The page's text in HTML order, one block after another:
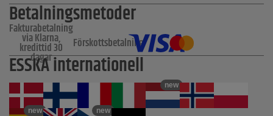
Betalningsmetoder
Fakturabetalning
via Klarna,
kredittid 30
dagar
Förskottsbetalning
ESSKA internationell
new
new new